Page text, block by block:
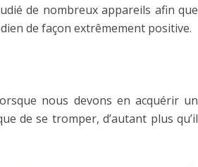
de nombreux appareils afin que
de façon extrêmement positive.
nous devons en acquérir un
de se tromper, d’autant plus qu’il